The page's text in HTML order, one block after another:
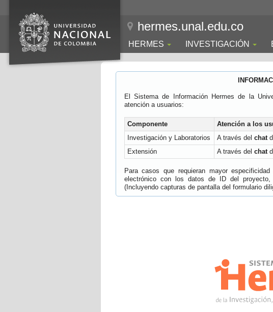
hermes.unal.edu.co
HERMES INVESTIGACIÓN
El Sistema de Información Hermes de la
atención a usuarios:
Componente Atención a los
Investigación y Laboratorios
A través del chat
Extensión
A través del chat
Para casos que requieran mayor
electrónico con los datos de ID del proyecto,
(Incluyendo capturas de pantalla del formulario